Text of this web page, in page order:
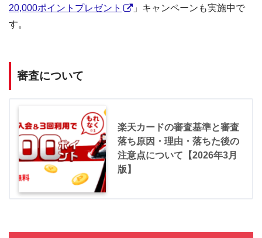
20,000ポイントプレゼント
」キャンペーンも実施中で
す。
審査について
楽天カードの審査基準と審査
落ち原因・理由・落ちた後の
注意点について【2026年3月
版】